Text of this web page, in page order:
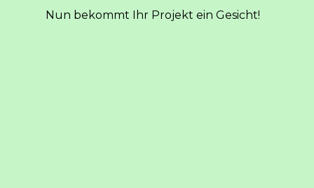
Nun bekommt Ihr Projekt ein Gesicht!